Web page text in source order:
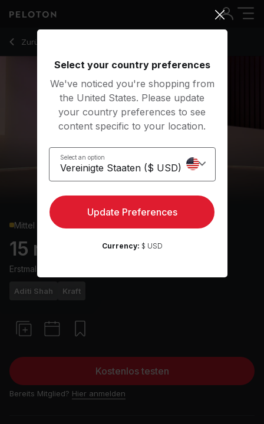
Zurück zu Kraftkurse
Zurück
Mittel
15 min Pilates
Erstmals ausgestrahlt am
Aditi Shah Kraft
Kostenlos testen
Bereits Mitglied? Hier anmelden
15 Min Pilates with Forearm Side Plank Hip Dip - Aditi Shah
Select your country preferences
We've noticed you're shopping from
the United States. Please update
your country preferences to see
content specific to your location.
Select an option
Update Preferences
Currency: $ USD